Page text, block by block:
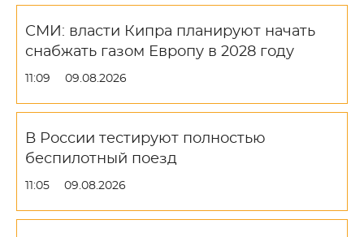
СМИ: власти Кипра планируют начать
снабжать газом Европу в 2028 году
11:09 09.08.2026
В России тестируют полностью
беспилотный поезд
11:05 09.08.2026